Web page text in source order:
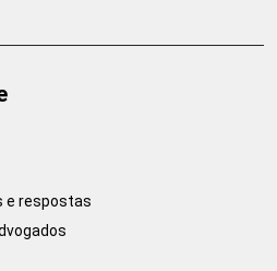
e respostas